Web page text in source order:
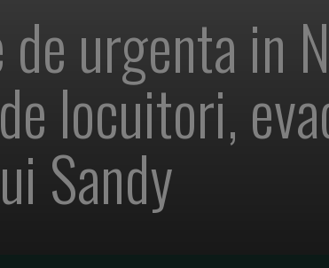
urgenta in
locuitori,
Sandy